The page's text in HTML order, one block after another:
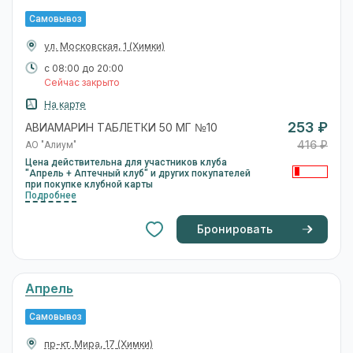
Самовывоз
ул. Московская, 1 (Химки)
с 08:00 до 20:00
Сейчас закрыто
На карте
АВИАМАРИН ТАБЛЕТКИ 50 МГ №10
АО "Алиум"
Цена действительна для участников клуба
"Апрель + Аптечный клуб" и других покупателей
при покупке клубной карты
Подробнее
253 ₽
416 ₽
Бронировать
Апрель
Самовывоз
пр-кт. Мира, 17 (Химки)